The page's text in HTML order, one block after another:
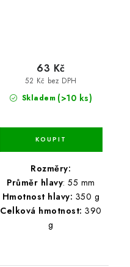
Skladem (>10 ks)
52 Kč bez DPH
63 Kč
Rozměry:
Průměr hlavy: 55 mm
Hmotnost hlavy: 350 g
Celková hmotnost: 390
g